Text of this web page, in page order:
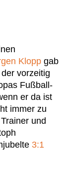
Klopp gab
vorzeitig
Fußball-
er da ist
immer zu
und
3:1